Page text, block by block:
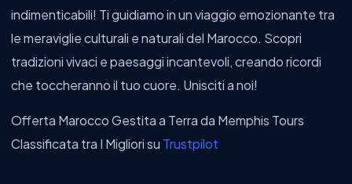
indimenticabili! Ti guidiamo in un viaggio emozionante tra
le meraviglie culturali e naturali del Marocco. Scopri
tradizioni vivaci e paesaggi incantevoli, creando ricordi
che toccheranno il tuo cuore. Unisciti a noi!
Offerta Marocco Gestita a Terra da Memphis Tours
Classificata tra I Migliori su Trustpilot